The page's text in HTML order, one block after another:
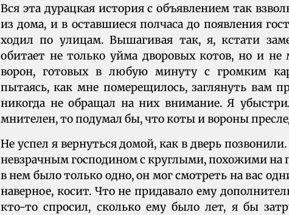
Вся эта дурацкая история с объявлением так
из дома, и в оставшиеся полчаса до появления
ходил по улицам. Вышагивая так, я, кстати
обитает не только уйма дворовых котов, но и
ворон, готовых в любую минуту с громким
пытаясь, как мне померещилось, заглянуть вам
никогда не обращал на них внимание. Я
мнителен, то подумал бы, что коты и вороны
Не успел я вернуться домой, как в дверь
невзрачным господином с круглыми, похожими на
в нем было только одно, он мог смотреть на вас
наверное, косит. Что не придавало ему
кто-то спросил, сколько ему было лет, я бы